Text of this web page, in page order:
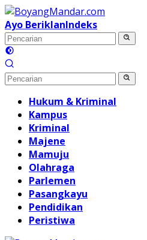
Langsung
ke
konten
Ayo BeriklanIndeks
Hukum & Kriminal
Kampus
Kriminal
Majene
Mamuju
Olahraga
Parlemen
Pasangkayu
Pendidikan
Peristiwa